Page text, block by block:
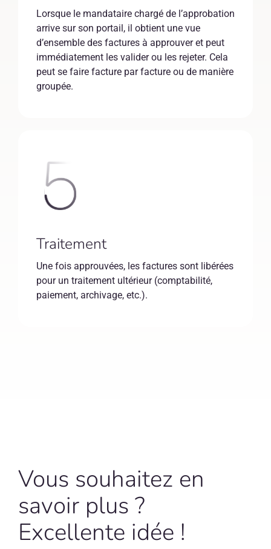
Lorsque le mandataire chargé de l’approbation
arrive sur son portail, il obtient une vue
d’ensemble des factures à approuver et peut
immédiatement les valider ou les rejeter. Cela
peut se faire facture par facture ou de manière
groupée.
Traitement
Une fois approuvées, les factures sont libérées
pour un traitement ultérieur (comptabilité,
paiement, archivage, etc.).
Vous souhaitez en
savoir plus ?
Excellente idée !